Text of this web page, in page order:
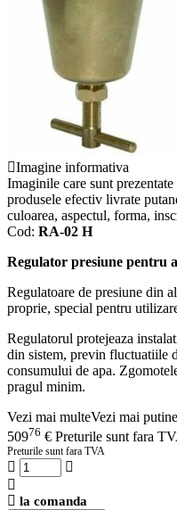
Imagine informativa
Imaginile care sunt
produsele efectiv livrate
culoarea, aspectul, forma,
Cod: RA-02 H
Regulator presiune pentru
Regulatoare de presiune din
proprie, special pentru
Regulatorul protejeaza
din sistem, previn fluctuatiile
consumului de apa.
pragul minim.
Vezi mai multeVezi mai putine
50976 € Preturile sunt fara
Preturile sunt fara TVA
la comanda